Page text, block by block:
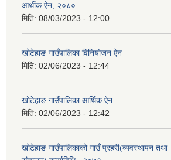
आर्थीक ऐन, २०८०
मिति: 08/03/2023 - 12:00
खोटेहाङ गाउँपालिका विनियोजन ऐन
मिति: 02/06/2023 - 12:44
खोटेहाङ गाउँपालिका आर्थिक ऐन
मिति: 02/06/2023 - 12:42
खोटेहाङ गाउँपालिकाको गाउँँ प्रहरी(व्यवस्थापन तथा